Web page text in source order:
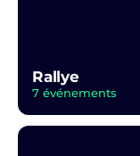
Rallye
7 événements